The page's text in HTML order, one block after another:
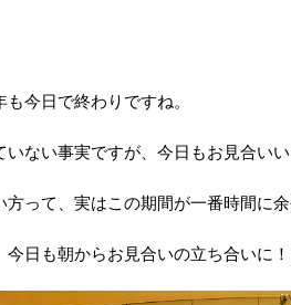
今日で終わりですね。
いない事実ですが、今日もお見合いい
方って、実はこの期間が一番時間に
今日も朝からお見合いの立ち合いに！